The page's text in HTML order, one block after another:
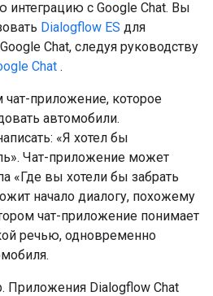
с Google Chat. Вы
Dialogflow ES для
Chat, следуя руководству
Chat .
приложение, которое
автомобили.
«Я хотел бы
Чат-приложение может
«Где вы хотели бы забрать
начало диалогу, похожему
чат-приложение понимает
речью, одновременно
Приложения Dialogflow Chat